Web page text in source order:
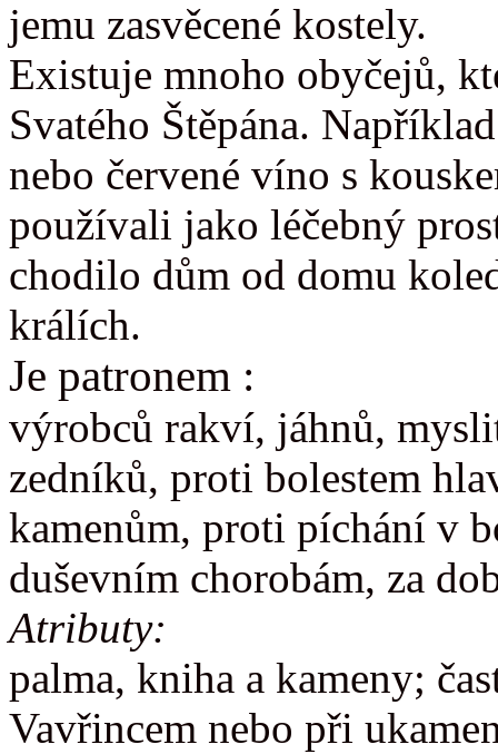
jemu zasvěcené kostely.
Existuje mnoho obyčejů,
Svatého Štěpána.
nebo červené víno s
používali jako léčebný
chodilo dům od domu
králích.
Je patronem :
výrobců rakví, jáhnů,
zedníků, proti bolestem
kamenům, proti píchání v
duševním chorobám, za
Atributy:
palma, kniha a kameny;
Vavřincem nebo při